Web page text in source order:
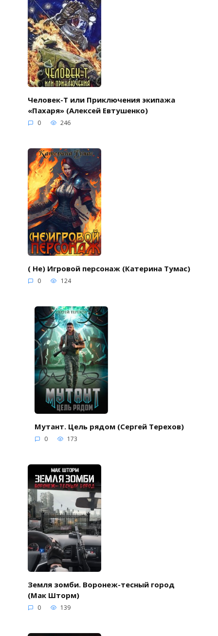
Человек-Т или Приключения экипажа
«Пахаря» (Алексей Евтушенко)
0 246
( Не) Игровой персонаж (Катерина Тумас)
0 124
Мутант. Цель рядом (Сергей Терехов)
0 173
Земля зомби. Воронеж-тесный город
(Мак Шторм)
0 139